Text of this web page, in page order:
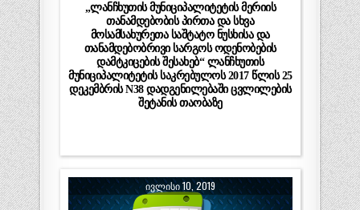
„ლანჩხუთის მუნიციპალიტეტის მერიის
თანამდებობის პირთა და სხვა
მოსამსახურეთა საშტატო ნუსხისა და
თანამდებობრივი სარგოს ოდენობების
დამტკიცების შესახებ“ ლანჩხუთის
მუნიციპალიტეტის საკრებულოს 2017 წლის 25
დეკემბრის N38 დადგენილებაში ცვლილების
შეტანის თაობაზე
ᲘᲕᲚᲘᲡᲘ 10, 2019